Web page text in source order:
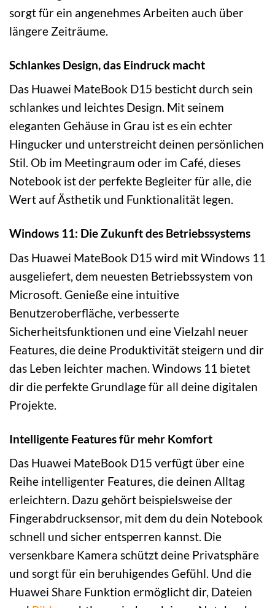
sorgt für ein angenehmes Arbeiten auch über
längere Zeiträume.
Schlankes Design, das Eindruck macht
Das Huawei MateBook D15 besticht durch sein
schlankes und leichtes Design. Mit seinem
eleganten Gehäuse in Grau ist es ein echter
Hingucker und unterstreicht deinen persönlichen
Stil. Ob im Meetingraum oder im Café, dieses
Notebook ist der perfekte Begleiter für alle, die
Wert auf Ästhetik und Funktionalität legen.
Windows 11: Die Zukunft des Betriebssystems
Das Huawei MateBook D15 wird mit Windows 11
ausgeliefert, dem neuesten Betriebssystem von
Microsoft. Genieße eine intuitive
Benutzeroberfläche, verbesserte
Sicherheitsfunktionen und eine Vielzahl neuer
Features, die deine Produktivität steigern und dir
das Leben leichter machen. Windows 11 bietet
dir die perfekte Grundlage für all deine digitalen
Projekte.
Intelligente Features für mehr Komfort
Das Huawei MateBook D15 verfügt über eine
Reihe intelligenter Features, die deinen Alltag
erleichtern. Dazu gehört beispielsweise der
Fingerabdrucksensor, mit dem du dein Notebook
schnell und sicher entsperren kannst. Die
versenkbare Kamera schützt deine Privatsphäre
und sorgt für ein beruhigendes Gefühl. Und die
Huawei Share Funktion ermöglicht dir, Dateien